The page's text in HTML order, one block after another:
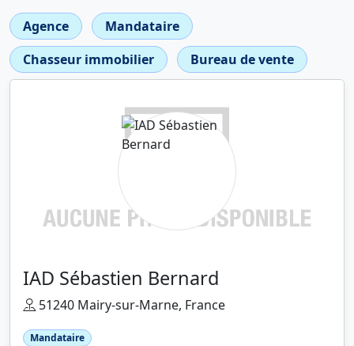
Agence
Mandataire
Chasseur immobilier
Bureau de vente
IAD Sébastien Bernard
51240 Mairy-sur-Marne, France
Mandataire